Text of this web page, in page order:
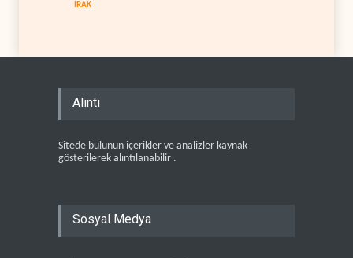
IRAK
Alıntı
Sitede bulunun içerikler ve analizler kaynak
gösterilerek alıntılanabilir .
Sosyal Medya